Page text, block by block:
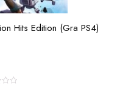
Hits Edition (Gra PS4)